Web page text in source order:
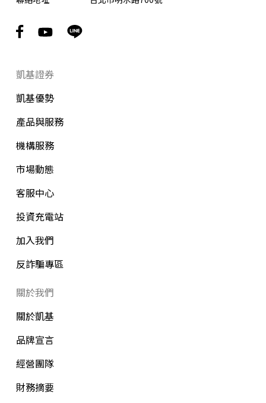
凱基證券
凱基優勢
產品與服務
機構服務
市場動態
客服中心
投資充電站
加入我們
反詐騙專區
關於我們
關於凱基
品牌宣言
經營團隊
財務摘要